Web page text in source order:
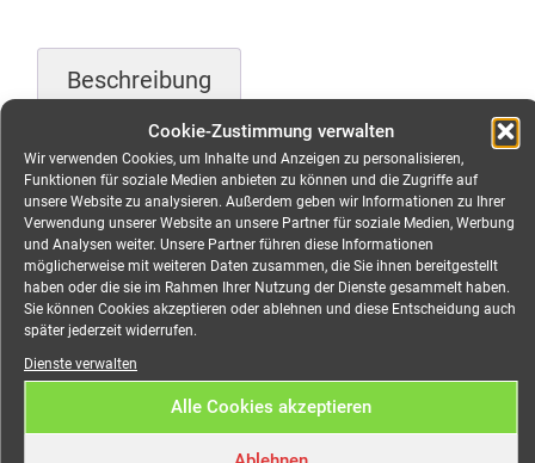
Cookie-Zustimmung verwalten
Wir verwenden Cookies, um Inhalte und Anzeigen zu personalisieren,
Funktionen für soziale Medien anbieten zu können und die Zugriffe auf
unsere Website zu analysieren. Außerdem geben wir Informationen zu Ihrer
Verwendung unserer Website an unsere Partner für soziale Medien, Werbung
und Analysen weiter. Unsere Partner führen diese Informationen
möglicherweise mit weiteren Daten zusammen, die Sie ihnen bereitgestellt
haben oder die sie im Rahmen Ihrer Nutzung der Dienste gesammelt haben.
Sie können Cookies akzeptieren oder ablehnen und diese Entscheidung auch
später jederzeit widerrufen.
Dienste verwalten
Alle Cookies akzeptieren
Beschreibung
Zusätzliche Information
Beschreibung
Astera AX2-100 Pixel LED
Outdoor Bar – 4er SET-
mieten
Astera’s Wireless PixelBar ist eine lineare LED-Leiste